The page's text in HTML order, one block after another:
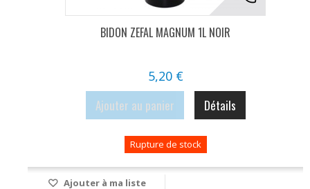
BIDON ZEFAL MAGNUM 1L NOIR
5,20 €
Ajouter au panier Détails
Rupture de stock
Ajouter à ma liste